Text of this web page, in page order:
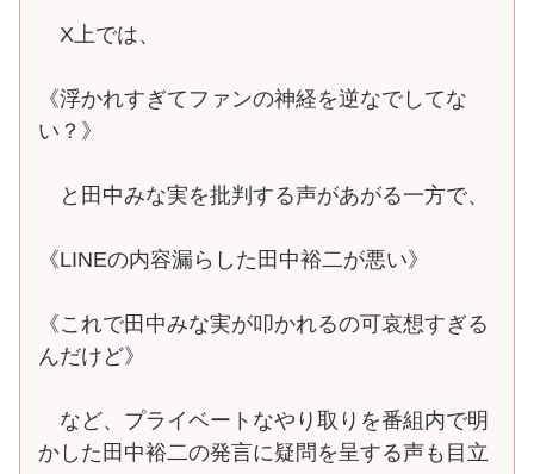
X上では、
《浮かれすぎてファンの神経を逆なでしてな
い？》
と田中みな実を批判する声があがる一方で、
《LINEの内容漏らした田中裕二が悪い》
《これで田中みな実が叩かれるの可哀想すぎる
んだけど》
など、プライベートなやり取りを番組内で明
かした田中裕二の発言に疑問を呈する声も目立